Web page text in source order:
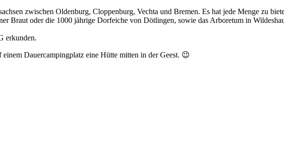
zwischen Oldenburg, Cloppenburg, Vechta und Bremen. Es hat jede Menge zu
Braut oder die 1000 jährige Dorfeiche von Dötlingen, sowie das Arboretum in
erkunden.
Dauercampingplatz eine Hütte mitten in der Geest. 😉